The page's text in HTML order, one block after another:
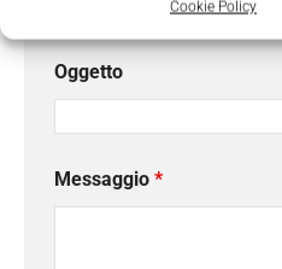
Cookie Policy
Oggetto
Messaggio *